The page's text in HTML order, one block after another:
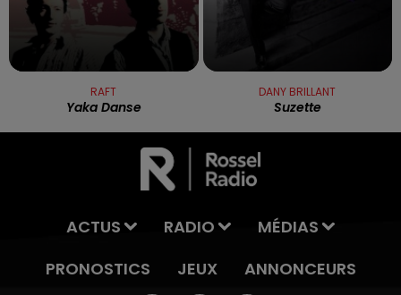
RAFT
Yaka Danse
DANY BRILLANT
Suzette
ACTUS RADIO
MÉDIAS
PRONOSTICS
JEUX ANNONCEURS